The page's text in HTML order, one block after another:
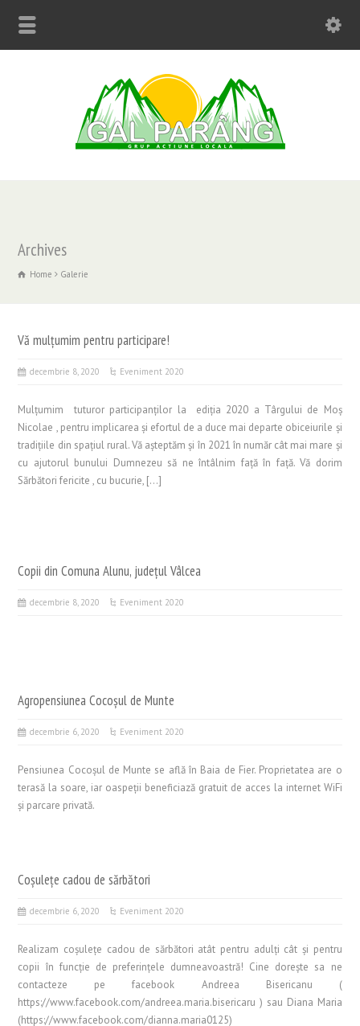
Archives
Home Galerie
Vă mulțumim pentru participare!
decembrie 8, 2020 Eveniment 2020
Mulțumim tuturor participanților la ediția 2020 a Târgului de Moș
Nicolae , pentru implicarea și efortul de a duce mai departe obiceiurile și
tradițiile din spațiul rural. Vă așteptăm și în 2021 în număr cât mai mare și
cu ajutorul bunului Dumnezeu să ne întâlnim față în față. Vă dorim
Sărbători fericite , cu bucurie, […]
Copii din Comuna Alunu, județul Vâlcea
decembrie 8, 2020 Eveniment 2020
Agropensiunea Cocoșul de Munte
decembrie 6, 2020 Eveniment 2020
Pensiunea Cocoșul de Munte se află în Baia de Fier. Proprietatea are o
terasă la soare, iar oaspeții beneficiază gratuit de acces la internet WiFi
și parcare privată.
Coșulețe cadou de sărbători
decembrie 6, 2020 Eveniment 2020
Realizam coșulețe cadou de sărbători atât pentru adulți cât și pentru
copii în funcție de preferințele dumneavoastră! Cine dorește sa ne
contacteze pe facebook Andreea Bisericanu (
https://www.facebook.com/andreea.maria.bisericaru ) sau Diana Maria
(https://www.facebook.com/dianna.maria0125)